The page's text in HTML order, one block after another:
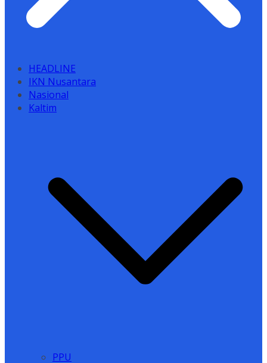
HEADLINE
IKN Nusantara
Nasional
Kaltim
PPU